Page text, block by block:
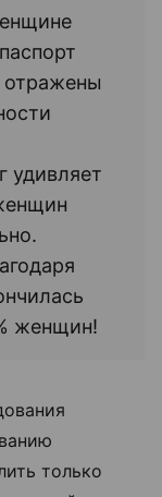
отражены
удивляет
женщин!
только